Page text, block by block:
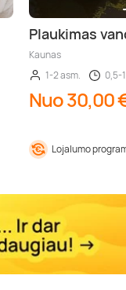
Plaukimas
Kaunas
1-2 asm.
0,5-
Nuo 30,00
Lojalumo